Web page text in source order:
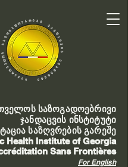
საზოგადოებრივი
ჯანდაცვის ინსტიტუტი
საზღვრების გარეშე
Health Institute of Georgia
Sans Frontières
For English